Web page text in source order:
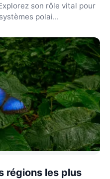
son rôle vital pour
polai...
régions les plus